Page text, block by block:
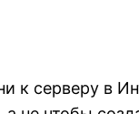
серверу в